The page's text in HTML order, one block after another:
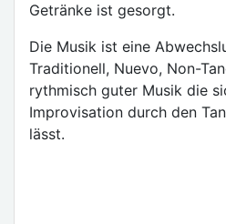
Getränke ist gesorgt.
Die Musik ist eine
Traditionell, Nuevo, Non-
rythmisch guter Musik die
Improvisation durch den
lässt.